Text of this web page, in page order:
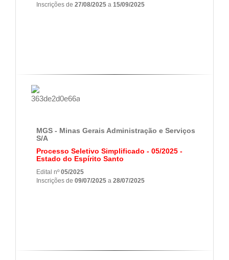
Inscrições de 27/08/2025 a 15/09/2025
MGS - Minas Gerais Administração e Serviços
S/A
Processo Seletivo Simplificado - 05/2025 -
Estado do Espírito Santo
Edital nº05/2025
Inscrições de 09/07/2025 a 28/07/2025